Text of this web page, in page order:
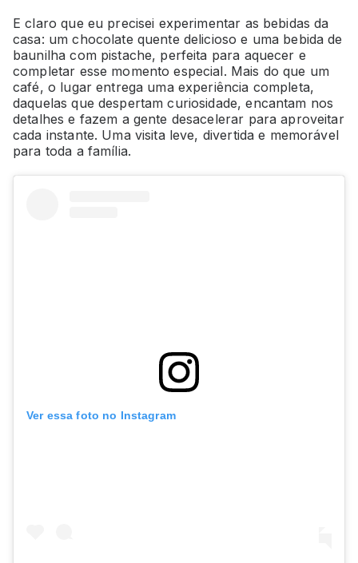
E claro que eu precisei experimentar as bebidas da
casa: um chocolate quente delicioso e uma bebida de
baunilha com pistache, perfeita para aquecer e
completar esse momento especial. Mais do que um
café, o lugar entrega uma experiência completa,
daquelas que despertam curiosidade, encantam nos
detalhes e fazem a gente desacelerar para aproveitar
cada instante. Uma visita leve, divertida e memorável
para toda a família.
Ver essa foto no Instagram